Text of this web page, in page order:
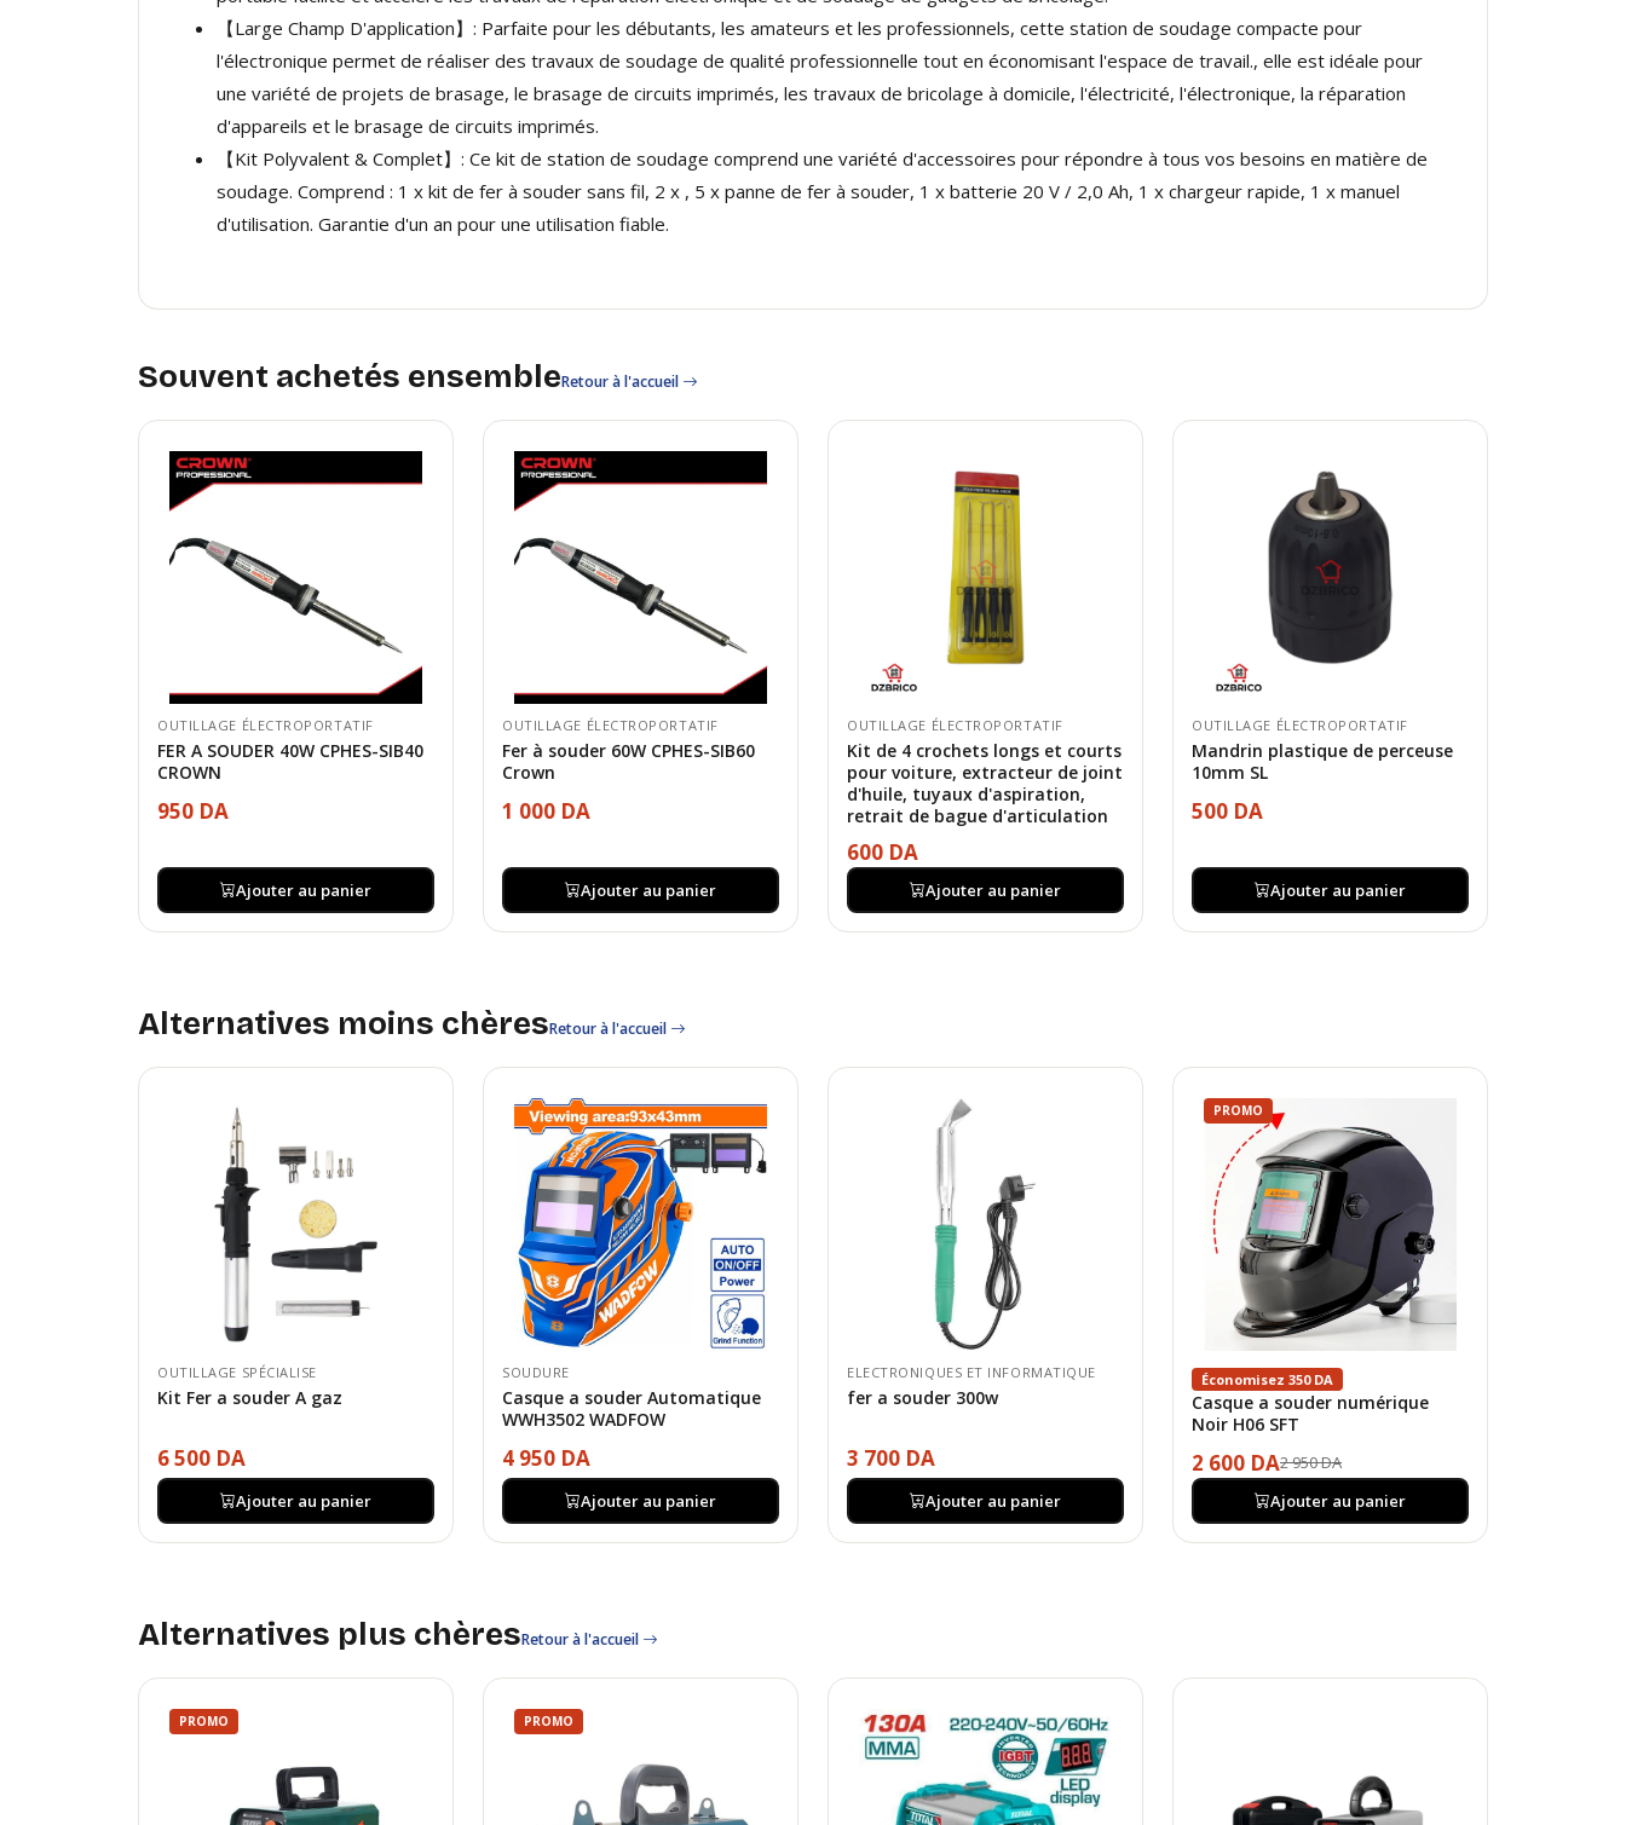
【Large Champ D'application】: Parfaite pour les débutants, les amateurs et les professionnels, cette station de soudage compacte pour
l'électronique permet de réaliser des travaux de soudage de qualité professionnelle tout en économisant l'espace de travail., elle est idéale pour
une variété de projets de brasage, le brasage de circuits imprimés, les travaux de bricolage à domicile, l'électricité, l'électronique, la réparation
d'appareils et le brasage de circuits imprimés.
【Kit Polyvalent & Complet】: Ce kit de station de soudage comprend une variété d'accessoires pour répondre à tous vos besoins en matière de
soudage. Comprend : 1 x kit de fer à souder sans fil, 2 x , 5 x panne de fer à souder, 1 x batterie 20 V / 2,0 Ah, 1 x chargeur rapide, 1 x manuel
d'utilisation. Garantie d'un an pour une utilisation fiable.
Souvent achetés ensembleRetour à l'accueil
OUTILLAGE ÉLECTROPORTATIF
FER A SOUDER 40W CPHES-SIB40
CROWN
950 DA
Ajouter au panier
OUTILLAGE ÉLECTROPORTATIF
Fer à souder 60W CPHES-SIB60
Crown
1 000 DA
Ajouter au panier
OUTILLAGE ÉLECTROPORTATIF
Kit de 4 crochets longs et courts
pour voiture, extracteur de joint
d'huile, tuyaux d'aspiration,
retrait de bague d'articulation
600 DA
Ajouter au panier
OUTILLAGE ÉLECTROPORTATIF
Mandrin plastique de perceuse
10mm SL
500 DA
Ajouter au panier
Alternatives moins chèresRetour à l'accueil
OUTILLAGE SPÉCIALISE
Kit Fer a souder A gaz
6 500 DA
Ajouter au panier
SOUDURE
Casque a souder Automatique
WWH3502 WADFOW
4 950 DA
Ajouter au panier
ELECTRONIQUES ET INFORMATIQUE
fer a souder 300w
3 700 DA
Ajouter au panier
PROMO
Économisez 350 DA
Casque a souder numérique
Noir H06 SFT
2 600 DA2 950 DA
Ajouter au panier
Alternatives plus chèresRetour à l'accueil
PROMO PROMO